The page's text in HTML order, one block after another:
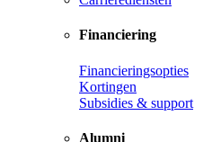
Financiering
Financieringsopties
Kortingen
Subsidies & support
Alumni